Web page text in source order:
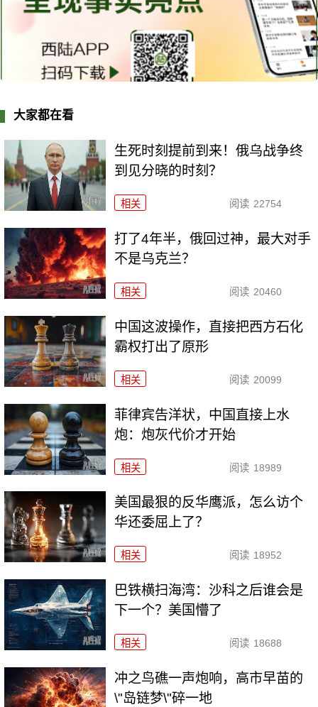
大家都在看
生死时刻提前到来！俄乌战争终
到见分晓的时刻？
相关 阅读 22754
打了4年半，俄回过神，最大对手
不是乌克兰？
相关 阅读 20460
中国这波操作，直接把西方石化
霸权打出了原形
相关 阅读 20099
菲律宾告洋状，中国直接上水
炮：炮灰代价才开始
相关 阅读 18989
美国最狠的反华鹰派，怎么访个
华还委屈上了？
相关 阅读 18952
巴铁横扫海湾：沙科之后谁会是
下一个？美国懵了
相关 阅读 18688
冲之鸟礁一声炮响，高市早苗的
\"岛链梦\"碎一地